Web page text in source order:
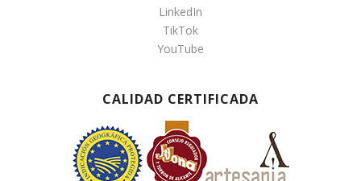
LinkedIn
TikTok
YouTube
CALIDAD CERTIFICADA